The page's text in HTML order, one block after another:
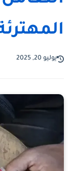
يوليو 20, 2025